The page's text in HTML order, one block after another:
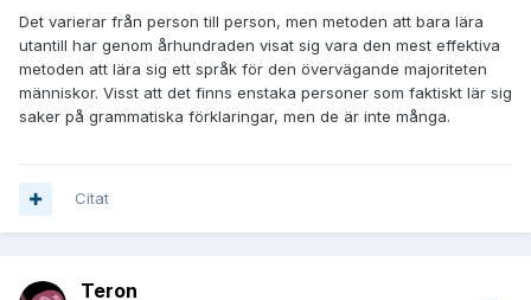
Det varierar från person till person, men metoden att bara lära
utantill har genom århundraden visat sig vara den mest effektiva
metoden att lära sig ett språk för den övervägande majoriteten
människor. Visst att det finns enstaka personer som faktiskt lär sig
saker på grammatiska förklaringar, men de är inte många.
Citat
Teron